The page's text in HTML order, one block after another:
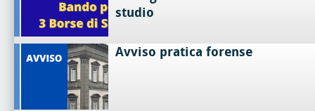
studio
Avviso pratica forense